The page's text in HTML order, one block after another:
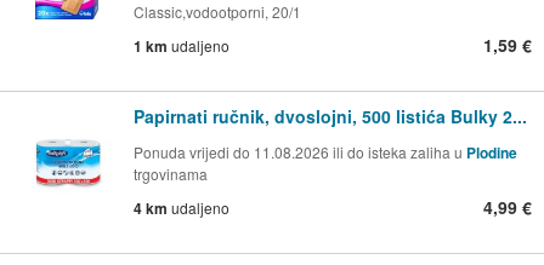
Classic,vodootporni, 20/1
1 km udaljeno 1,59 €
Papirnati ručnik, dvoslojni, 500 listića Bulky 2...
Ponuda vrijedi do 11.08.2026 ili do isteka zaliha u Plodine
trgovinama
4 km udaljeno 4,99 €